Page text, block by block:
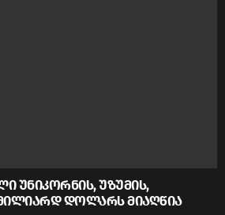
უნიკორნის, უზუმის,
დოლარს მიაღწია